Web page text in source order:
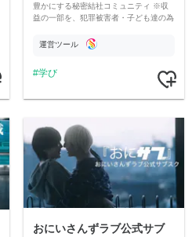
豊かにする秘密結社コミュニティ ※収
益の一部を、犯罪被害者・子ども達の為
す運営ツール
学び
おにいさんずラブ公式サブ